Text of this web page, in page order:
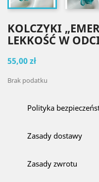
KOLCZYKI
LEKKOŚĆ W
55,00 zł
Brak podatku
Polityka
Zasady dostawy
Zasady zwrotu